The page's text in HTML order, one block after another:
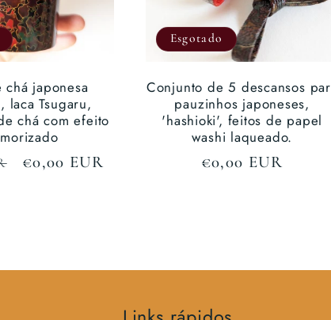
chá japonesa
laca Tsugaru,
chá com efeito
Preço
€0,00 EUR
Esgotado
Conjunto de 5 descansos
pauzinhos japoneses,
'hashioki', feitos de papel
washi laqueado.
Preço
€0,00 EUR